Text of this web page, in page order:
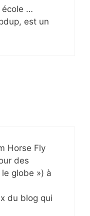
école …
est un
Horse Fly
des
globe ») à
du blog qui